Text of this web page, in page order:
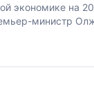
экономике на
министр